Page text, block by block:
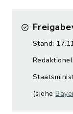
Stand:
(siehe